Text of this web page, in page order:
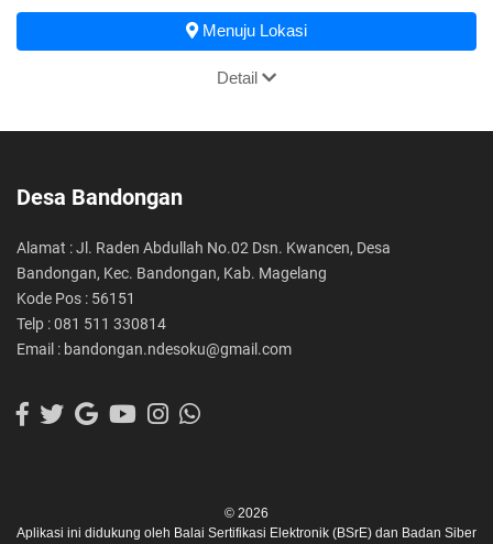
Menuju Lokasi
Detail
Desa Bandongan
Alamat : Jl. Raden Abdullah No.02 Dsn. Kwancen, Desa
Bandongan, Kec. Bandongan, Kab. Magelang
Kode Pos : 56151
Telp : 081 511 330814
Email : bandongan.ndesoku@gmail.com
© 2026
Aplikasi ini didukung oleh Balai Sertifikasi Elektronik (BSrE) dan Badan Siber